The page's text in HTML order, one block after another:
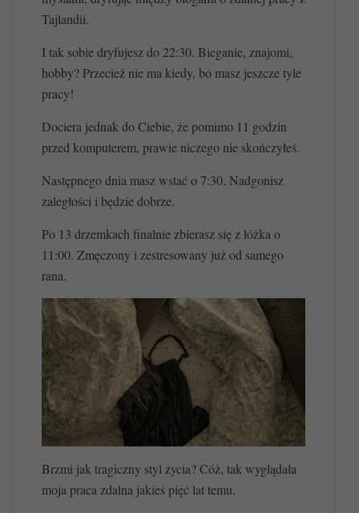
Tajlandii.
I tak sobie dryfujesz do 22:30. Bieganie, znajomi,
hobby? Przecież nie ma kiedy, bo masz jeszcze tyle
pracy!
Dociera jednak do Ciebie, że pomimo 11 godzin
przed komputerem, prawie niczego nie skończyłeś.
Następnego dnia masz wstać o 7:30. Nadgonisz
zaległości i będzie dobrze.
Po 13 drzemkach finalnie zbierasz się z łóżka o
11:00. Zmęczony i zestresowany już od samego
rana.
Brzmi jak tragiczny styl życia? Cóż, tak wyglądała
moja praca zdalna jakieś pięć lat temu.